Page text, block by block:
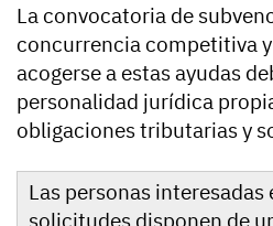
La convocatoria de
concurrencia competitiva
acogerse a estas ayudas
personalidad jurídica
obligaciones tributarias y
Las personas interesadas
solicitudes disponen de